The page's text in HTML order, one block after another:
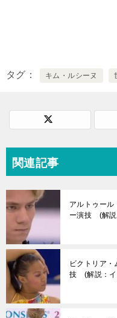
タグ キム・ルシーヌ
関連記事
アルトゥー
ー演技 (解説
ビクトリア
技 (解説：イ